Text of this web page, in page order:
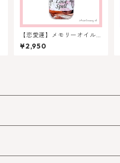
【恋愛運】メモリーオイル -
ラブスペル （愛の魔法）
¥2,950